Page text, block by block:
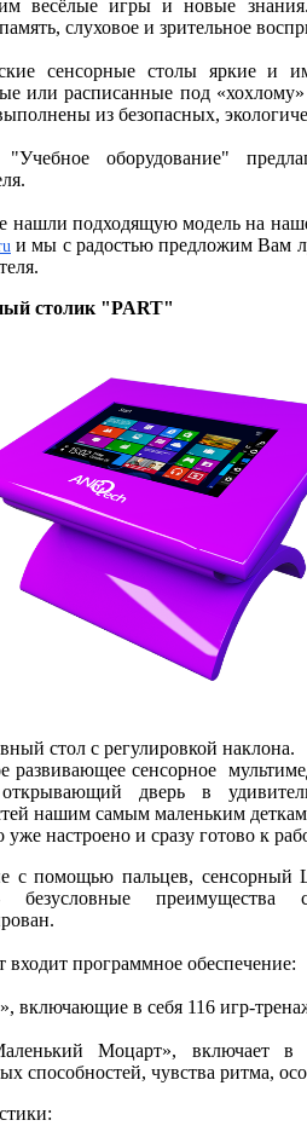
весёлые игры и новые
слуховое и зрительное
сенсорные столы яркие и
или расписанные под
из безопасных,
"Учебное оборудование"
подходящую модель на
и мы с радостью предложим Вам
столик "PART"
стол с регулировк­ой наклона.
развивающее сенсорное
открывающий дверь в
нашим самым маленьким
уже настроено и сразу готово к
с помощью пальцев,
преимущества
входит программное обеспечение:
включающие в себя 116 игр-
Моцарт», включает в
способностей, чувства ритма,